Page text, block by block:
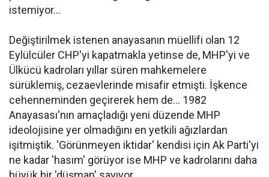
istemiyor...
Değiştirilmek istenen anayasanın müellifi olan 12
Eylülcüler CHP'yi kapatmakla yetinse de, MHP'yi ve
Ülkücü kadroları yıllar süren mahkemelere
sürüklemiş, cezaevlerinde misafir etmişti. İşkence
cehenneminden geçirerek hem de... 1982
Anayasası'nın amaçladığı yeni düzende MHP
ideolojisine yer olmadığını en yetkili ağızlardan
işitmiştik. 'Görünmeyen iktidar' kendisi için Ak Parti'yi
ne kadar 'hasım' görüyor ise MHP ve kadrolarını daha